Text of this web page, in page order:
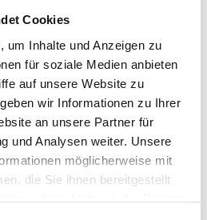
Cookies
um Inhalte und Anzeigen zu
für soziale Medien anbieten
auf unsere Website zu
wir Informationen zu Ihrer
an unsere Partner für
und Analysen weiter. Unsere
möglicherweise mit
die Sie ihnen bereitgestellt
Ihrer Nutzung der Dienste
of climate
in Georgia,
MB)
4 MB)